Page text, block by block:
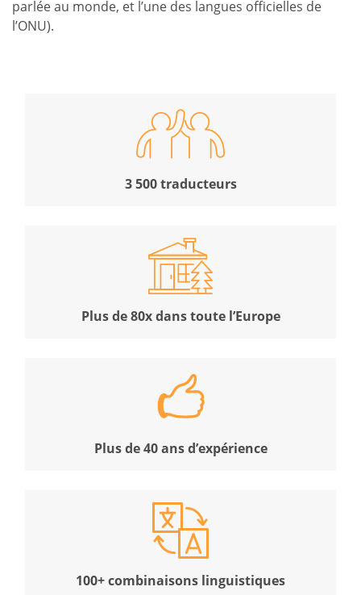
parlée au monde, et l’une des langues officielles de
l’ONU).
3 500 traducteurs
Plus de 80x dans toute l’Europe
Plus de 40 ans d’expérience
100+ combinaisons linguistiques